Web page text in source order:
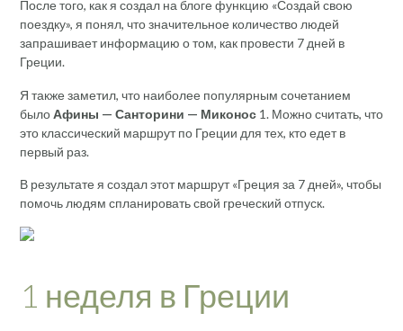
После того, как я создал на блоге функцию «Создай свою
поездку», я понял, что значительное количество людей
запрашивает информацию о том, как провести 7 дней в
Греции.
Я также заметил, что наиболее популярным сочетанием
былоАфины — Санторини — Миконос 1. Можно считать, что
это классический маршрут по Греции для тех, кто едет в
первый раз.
В результате я создал этот маршрут «Греция за 7 дней», чтобы
помочь людям спланировать свой греческий отпуск.
1 неделя в Греции